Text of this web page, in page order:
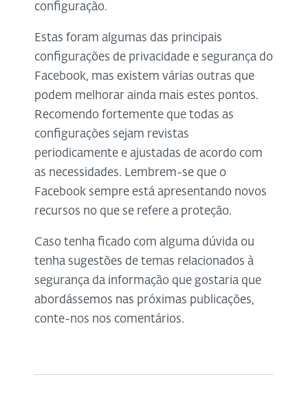
configuração.
Estas foram algumas das principais
configurações de privacidade e segurança do
Facebook, mas existem várias outras que
podem melhorar ainda mais estes pontos.
Recomendo fortemente que todas as
configurações sejam revistas
periodicamente e ajustadas de acordo com
as necessidades. Lembrem-se que o
Facebook sempre está apresentando novos
recursos no que se refere a proteção.
Caso tenha ficado com alguma dúvida ou
tenha sugestões de temas relacionados à
segurança da informação que gostaria que
abordássemos nas próximas publicações,
conte-nos nos comentários.